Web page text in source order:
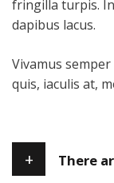
fringilla turpis.
dapibus lacus.
Vivamus
quis, iaculis at,
+ There